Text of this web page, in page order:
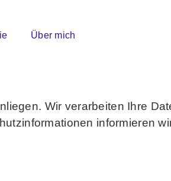
Über mich
Über mich
Wir verarbeiten Ihre
informieren